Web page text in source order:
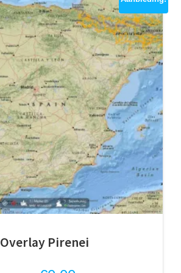
Overlay Pirenei